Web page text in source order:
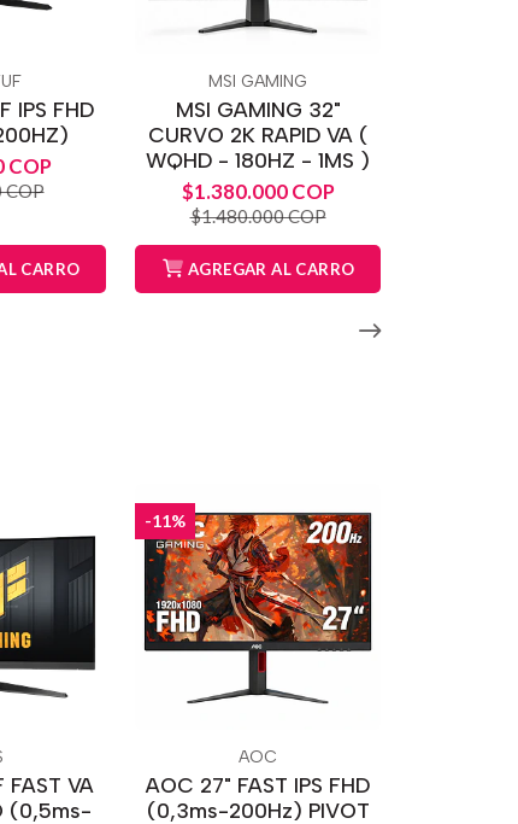
IPS FHD
COP
CARRO
MSI GAMING
MSI GAMING 32"
CURVO 2K RAPID VA (
WQHD - 180HZ - 1MS )
$1.380.000 COP
$1.480.000 COP
AGREGAR AL CARRO
FAST VA
(0,5ms-
-11%
AOC
AOC 27" FAST IPS FHD
(0,3ms-200Hz) PIVOT